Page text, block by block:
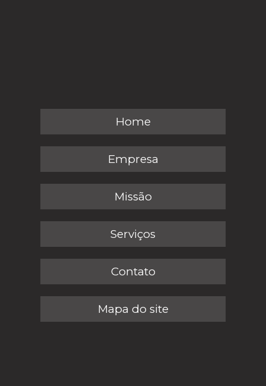
Home
Empresa
Missão
Serviços
Contato
Mapa do site